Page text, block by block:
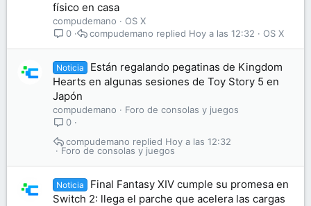
físico en casa
compudemano
OS X
0
OS X
Hoy a las 12:32
compudemano
Noticia
Están regalando pegatinas de Kingdom
Hearts en algunas sesiones de Toy Story 5 en
Japón
compudemano
Foro de consolas y juegos
0
Foro de consolas y juegos
Hoy a las 12:32
compudemano
Noticia
Final Fantasy XIV cumple su promesa en
Switch 2: llega el parche que acelera las cargas